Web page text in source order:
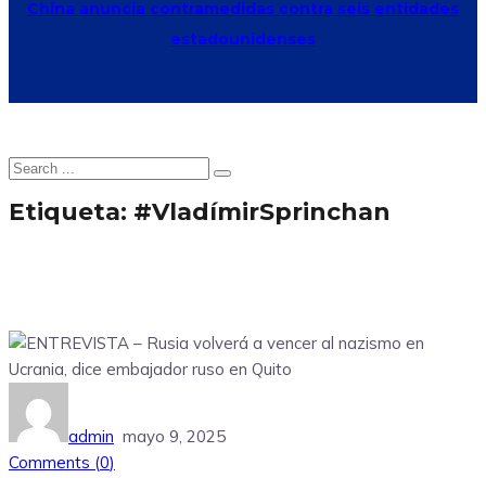
China anuncia contramedidas contra seis entidades
estadounidenses
Etiqueta: #VladímirSprinchan
admin mayo 9, 2025
Comments (0)